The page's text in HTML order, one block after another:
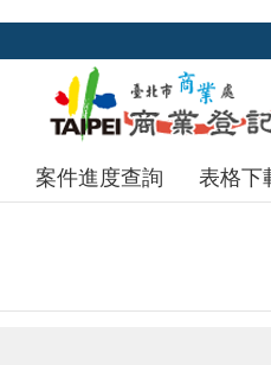
案件進度查詢 表格下